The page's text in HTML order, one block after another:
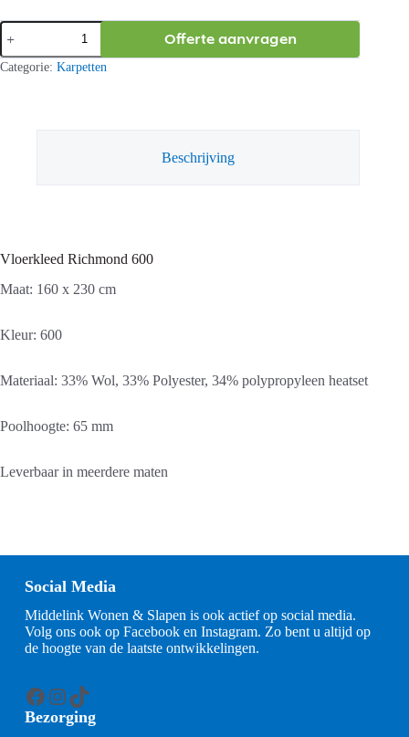
Vloerkleed
Richmond
600
aantal
Offerte aanvragen
Categorie: Karpetten
Beschrijving
Vloerkleed Richmond 600
Maat: 160 x 230 cm
Kleur: 600
Materiaal: 33% Wol, 33% Polyester, 34% polypropyleen heatset
Poolhoogte: 65 mm
Leverbaar in meerdere maten
Social Media
Middelink Wonen & Slapen is ook actief op social media.
Volg ons ook op Facebook en Instagram. Zo bent u altijd op
de hoogte van de laatste ontwikkelingen.
Facebook
Instagram
TikTok
Bezorging